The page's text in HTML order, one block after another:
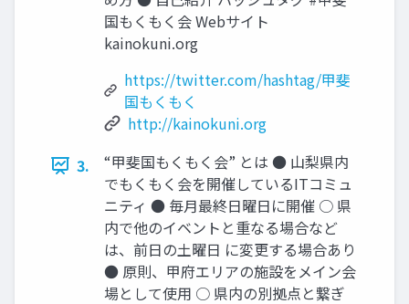
国もくもく会 Webサイト
kainokuni.org
https://twitter.com/hashtag/甲斐
国もくもく
http://kainokuni.org
3.
“甲斐国もくもく会” とは ● 山梨県内
でもくもく会を開催しているITコミュ
ニティ ● 毎月最終日曜日に開催 ○ 県
内で他のイベントと重なる場合など
は、前日の土曜日 に変更する場合あり
● 原則、甲府エリアの施設をメイン会
場として使用 ○ 県内の別拠点と繋ぎ